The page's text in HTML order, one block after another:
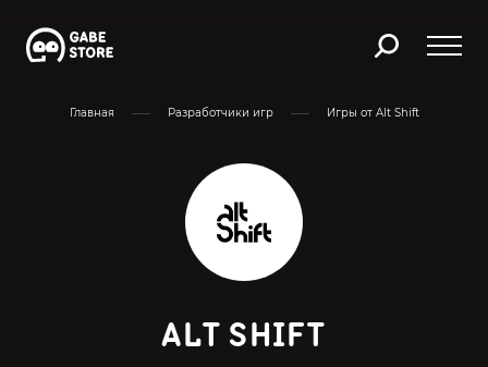
Главная Разработчики игр Игры от Alt Shift
ALT SHIFT